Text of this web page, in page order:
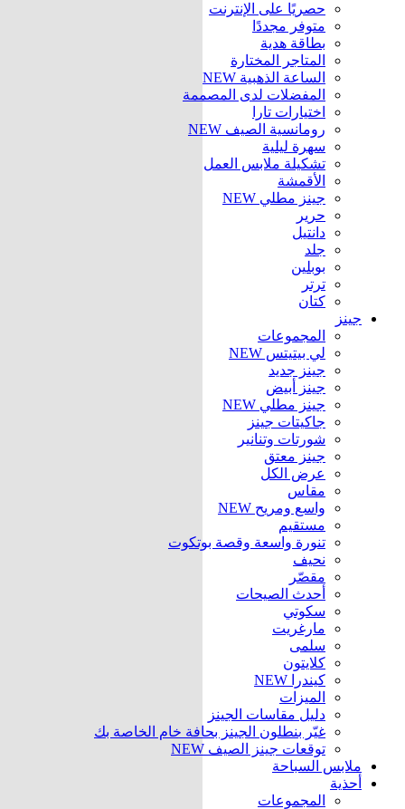
حصريًا على الإنترنت
متوفر مجددًا
بطاقة هدية
المتاجر المختارة
الساعة الذهبية NEW
المفضلات لدى المصممة
اختيارات تارا
رومانسية الصيف NEW
سهرة ليلية
تشكيلة ملابس العمل
الأقمشة
جينز مطلي NEW
حرير
دانتيل
جلد
بوبلين
ترتر
كتان
جينز
المجموعات
لي بيتيتس NEW
جينز جديد
جينز أبيض
جينز مطلي NEW
جاكيتات جينز
شورتات وتنانير
جينز معتق
عرض الكل
مقاس
واسع ومريح NEW
مستقيم
تنورة واسعة وقصة بوتكوت
نحيف
مقصّر
أحدث الصيحات
سكوتي
مارغريت
سلمى
كلايتون
كيندرا NEW
الميزات
دليل مقاسات الجينز
غيّر بنطلون الجينز بحافة خام الخاصة بك
توقعات جينز الصيف NEW
ملابس السباحة
أحذية
المجموعات